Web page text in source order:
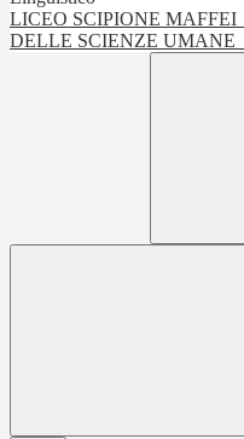
LICEO SCIPIONE MAFFEI
DELLE SCIENZE UMANE